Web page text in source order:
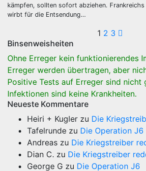
kämpfen, sollten sofort abziehen.
wirbt für die Entsendung…
der
1 2 3
Binsenweisheiten
Ohne Erreger kein funktionierendes
Erreger werden übertragen, aber
Positive Tests auf Erreger sind nicht
Infektionen sind keine Krankheiten.
Neueste Kommentare
Heiri + Kugler zu Die
Tafelrunde zu Die Operation J6
Andreas zu Die Kriegstreiber
Dian C. zu Die Kriegstreiber
George G zu Die Operation J6